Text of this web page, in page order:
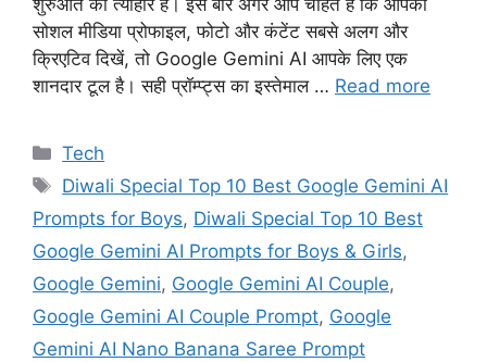
शुरुआत का त्योहार है। इस बार अगर आप चाहते हैं कि आपकी
सोशल मीडिया प्रोफाइल, फोटो और कंटेंट सबसे अलग और
क्रिएटिव दिखें, तो Google Gemini AI आपके लिए एक
शानदार टूल है। सही प्रॉम्प्ट्स का इस्तेमाल … Read more
Categories
Tech
Tags
Diwali Special Top 10 Best Google Gemini AI
Prompts for Boys, Diwali Special Top 10 Best
Google Gemini AI Prompts for Boys & Girls,
Google Gemini, Google Gemini AI Couple,
Google Gemini AI Couple Prompt, Google
Gemini AI Nano Banana Saree Prompt